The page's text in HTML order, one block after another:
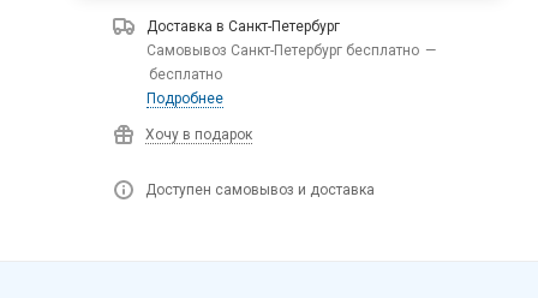
Доставка в Санкт-Петербург
Самовывоз Санкт-Петербург бесплатно —
бесплатно
Подробнее
Хочу в подарок
Доступен самовывоз и доставка